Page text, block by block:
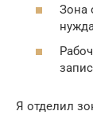
Зона
Я отделил